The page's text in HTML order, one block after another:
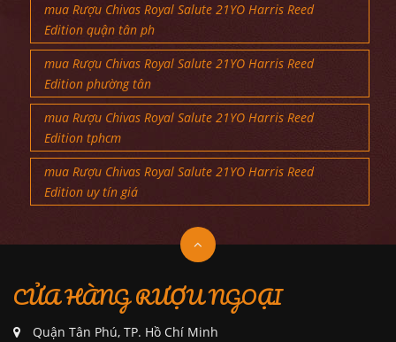
mua Rượu Chivas Royal Salute 21YO Harris Reed
Edition quận tân ph
mua Rượu Chivas Royal Salute 21YO Harris Reed
Edition phường tân
mua Rượu Chivas Royal Salute 21YO Harris Reed
Edition tphcm
mua Rượu Chivas Royal Salute 21YO Harris Reed
Edition uy tín giá
CỬA HÀNG RƯỢU NGOẠI
Quận Tân Phú, TP. Hồ Chí Minh